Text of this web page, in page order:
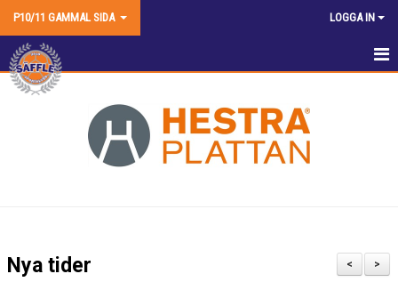
P10/11 GAMMAL SIDA LOGGA IN
HEM
>
<
Nya tider